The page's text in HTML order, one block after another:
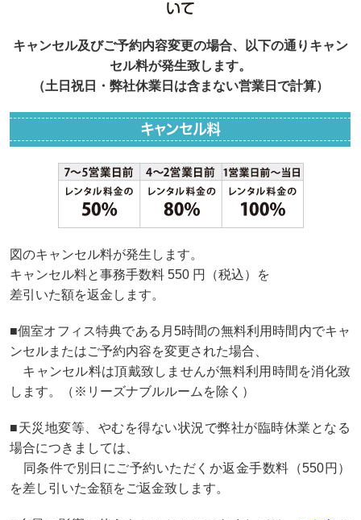
いて
キャンセル及びご予約内容変更の場合、以下の通りキャン
セル料が発生致します。
（土日祝日・弊社休業日は含まない営業日で計算）
キャンセル料
図のキャンセル料が発生します。
キャンセル料と事務手数料 550 円（税込）を
差引いた額を返金します。
■個室オフィス特典である月5時間の無料利用時間内でキャ
ンセルまたはご予約内容を変更された場合、
キャンセル料は頂戴致しませんが無料利用時間を消化致
します。（※リーズナブルルームを除く）
■天災地変等、やむを得ない状況で弊社が臨時休業となる
場合につきましては、
同条件で別日にご予約いただくか返金手数料（550円）
を差し引いた金額をご返金致します。